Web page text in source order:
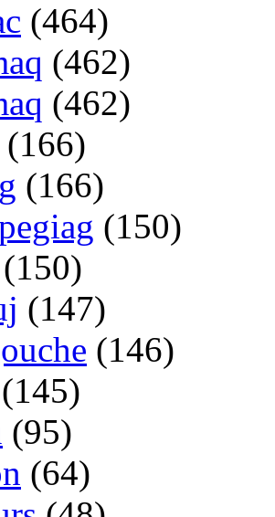
(464)
(462)
(462)
(166)
(166)
(150)
(150)
(147)
(146)
(145)
(95)
(64)